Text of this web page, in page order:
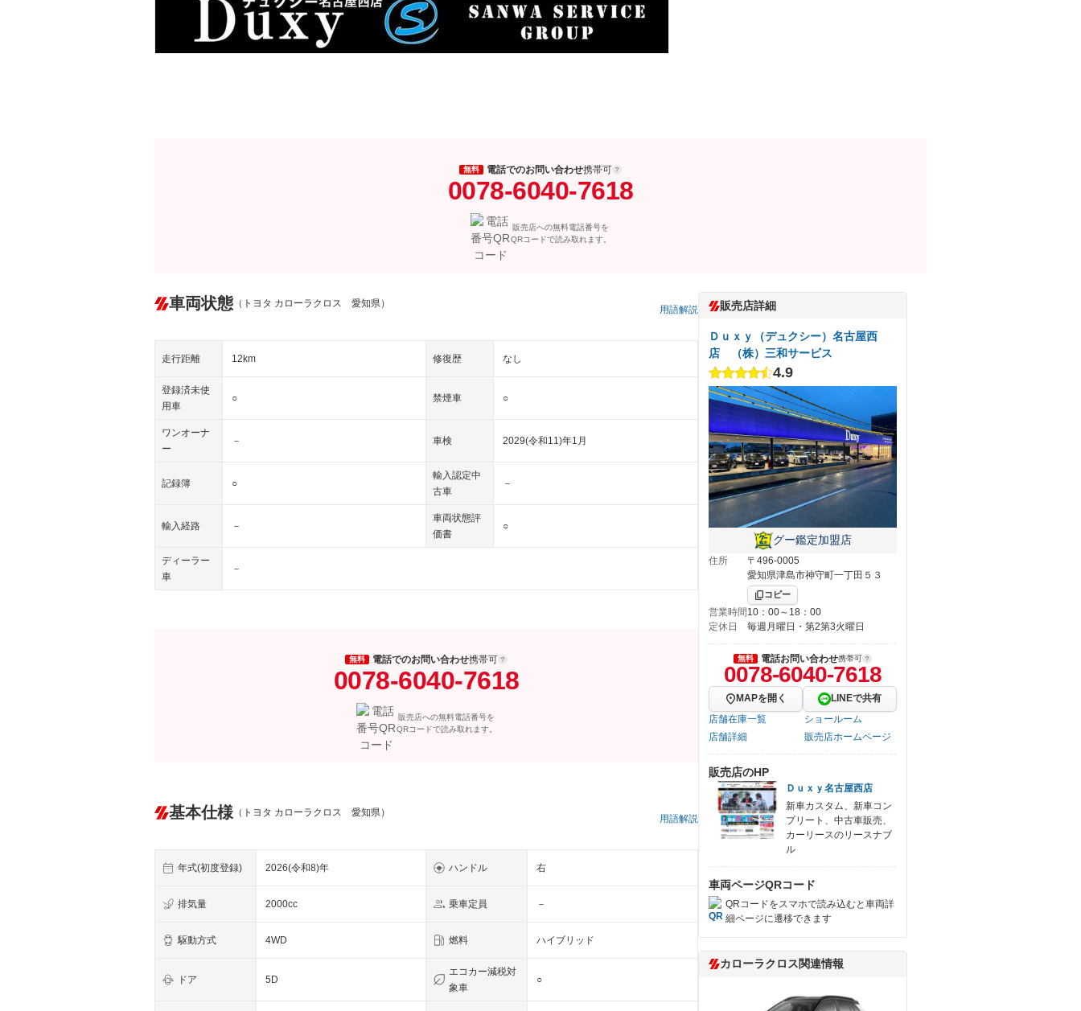
無料 電話でのお問い合わせ携帯可
0078-6040-7618
販売店への無料電話番号を
QRコードで読み取れます。
車両状態 （トヨタ カローラクロス 愛知県）
用語解説
走行距離 12km 修復歴 なし
登録済未使
用車
○ 禁煙車 ○
ワンオーナ
ー
－ 車検 2029(令和11)年1月
記録簿 ○
輸入認定中
古車
－
輸入経路 －
車両状態評
価書
○
ディーラー
車
－
無料 電話でのお問い合わせ携帯可
0078-6040-7618
販売店への無料電話番号を
QRコードで読み取れます。
基本仕様 （トヨタ カローラクロス 愛知県）
用語解説
年式(初度登録) 2026(令和8)年 ハンドル 右
排気量 2000cc 乗車定員 －
駆動方式 4WD 燃料 ハイブリッド
ドア 5D
エコカー減税対
象車
○
販売店詳細
Ｄｕｘｙ（デュクシー）名古屋西
店 （株）三和サービス
4.9
グー鑑定加盟店
住所
〒496-0005
愛知県津島市神守町一丁田５３
コピー
営業時間10：00～18：00
定休日
毎週月曜日・第2第3火曜日
無料 電話お問い合わせ携帯可
0078-6040-7618
MAPを開く
LINEで共有
店舗在庫一覧
ショールーム
店舗詳細
販売店ホームページ
販売店のHP
Ｄｕｘｙ名古屋西店
新車カスタム、新車コン
プリート、中古車販売、
カーリースのリースナブ
ル
車両ページQRコード
QRコードをスマホで読み込むと車両詳
細ページに遷移できます
カローラクロス関連情報